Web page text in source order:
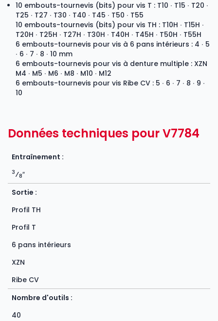
10 embouts-tournevis (bits) pour vis T : T10 ∙ T15 ∙ T20 ∙
T25 ∙ T27 ∙ T30 ∙ T40 ∙ T45 ∙ T50 ∙ T55
10 embouts-tournevis (bits) pour vis TH : T10H ∙ T15H ∙
T20H ∙ T25H ∙ T27H ∙ T30H ∙ T40H ∙ T45H ∙ T50H ∙ T55H
6 embouts-tournevis pour vis à 6 pans intérieurs : 4 ∙ 5
∙ 6 ∙ 7 ∙ 8 ∙ 10 mm
6 embouts-tournevis pour vis à denture multiple : XZN
M4 ∙ M5 ∙ M6 ∙ M8 ∙ M10 ∙ M12
6 embouts-tournevis pour vis Ribe CV : 5 ∙ 6 ∙ 7 ∙ 8 ∙ 9 ∙
10
Données techniques pour V7784
Entraînement :
3⁄8″
Sortie :
Profil TH
Profil T
6 pans intérieurs
XZN
Ribe CV
Nombre d'outils :
40